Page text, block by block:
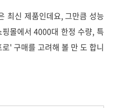
최신 제품인데요, 그만큼 성능
몰에서 4000대 한정 수량, 특
' 구매를 고려해 볼 만 도 합니